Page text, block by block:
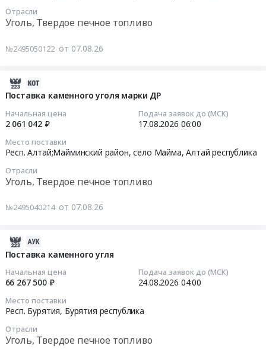
Отрасли
Уголь, Твердое печное топливо
№2495050122 от 07.08.26
Поставка каменного уголя марки ДР
Начальная цена
2 061 042 ₽
Подача заявок до (МСК)
17.08.2026 06:00
Место поставки
Респ. Алтай;Майминский район, село Майма,Алтай республика
Отрасли
Уголь, Твердое печное топливо
№2495040214 от 07.08.26
Поставка каменного угля
Начальная цена
66 267 500 ₽
Подача заявок до (МСК)
24.08.2026 04:00
Место поставки
Респ. Бурятия, Бурятия республика
Отрасли
Уголь, Твердое печное топливо